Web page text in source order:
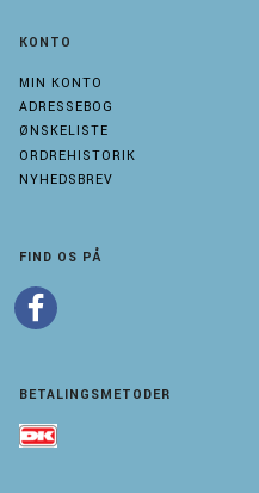
KONTO
MIN KONTO
ADRESSEBOG
ØNSKELISTE
ORDREHISTORIK
NYHEDSBREV
FIND OS PÅ
BETALINGSMETODER